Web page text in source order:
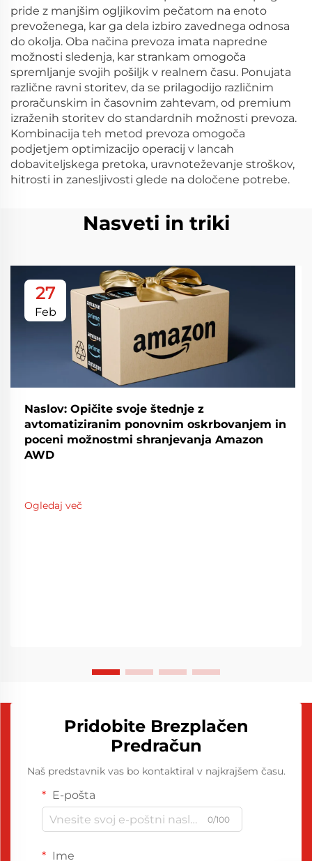
pride z manjšim ogljikovim pečatom na enoto
prevoženega, kar ga dela izbiro zavednega odnosa
do okolja. Oba načina prevoza imata napredne
možnosti sledenja, kar strankam omogoča
spremljanje svojih pošiljk v realnem času. Ponujata
različne ravni storitev, da se prilagodijo različnim
proračunskim in časovnim zahtevam, od premium
izraženih storitev do standardnih možnosti prevoza.
Kombinacija teh metod prevoza omogoča
podjetjem optimizacijo operacij v lancah
dobaviteljskega pretoka, uravnoteževanje stroškov,
hitrosti in zanesljivosti glede na določene potrebe.
Nasveti in triki
27
Feb
Naslov: Opičite svoje štednje z
avtomatiziranim ponovnim oskrbovanjem in
poceni možnostmi shranjevanja Amazon
AWD
Ogledaj več
Pridobite Brezplačen
Predračun
Naš predstavnik vas bo kontaktiral v najkrajšem času.
E-pošta
0/100
Ime